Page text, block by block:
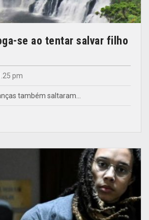
se ao tentar salvar filho
pm
também saltaram…